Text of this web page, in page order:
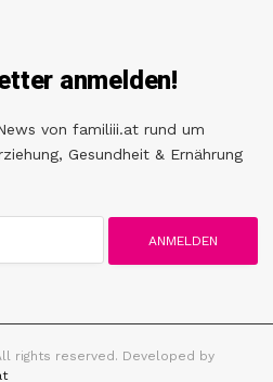
anmelden!
von familiii.at rund um
Gesundheit & Ernährung
rights reserved. Developed by